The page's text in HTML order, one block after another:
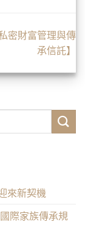
密財富管理與傳
承信託】
來新契機
際家族傳承規